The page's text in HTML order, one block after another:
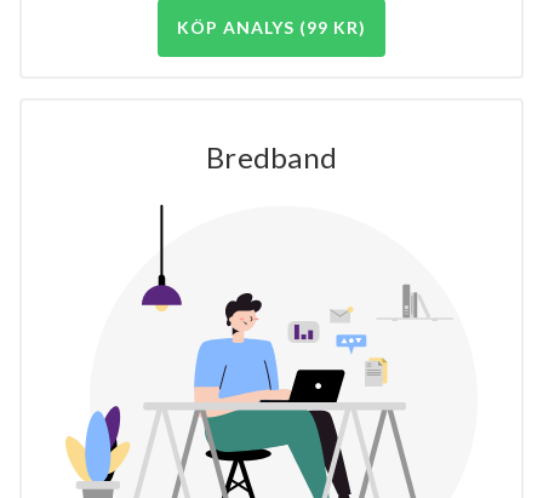
KÖP ANALYS (99 KR)
Bredband